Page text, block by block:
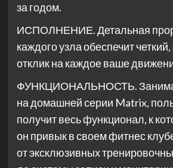
за годом.
ИСПОЛНЕНИЕ. Детальная
каждого узла обеспечит
отклик на каждое ваше
ФУНКЦИОНАЛЬНОСТЬ.
на домашней серии Matrix,
получит весь функционал, к
он привык в своем фитнес
от эксклюзивных